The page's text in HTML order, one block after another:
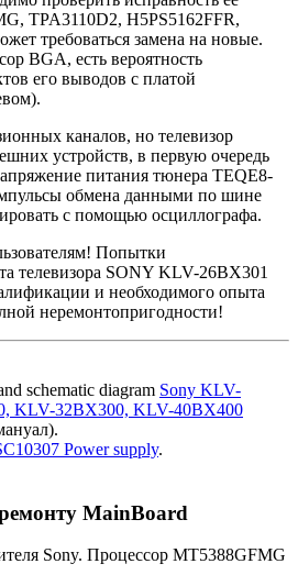
TPA3110D2, H5PS5162FFR,
требоваться замена на новые.
BGA, есть вероятность
его выводов с платой
каналов, но телевизор
устройств, в первую очередь
питания тюнера TEQE8-
обмена данными по шине
с помощью осциллографа.
Попытки
телевизора SONY KLV-26BX301
и необходимого опыта
неремонтопригодности!
schematic diagram Sony KLV-
KLV-32BX300, KLV-40BX400
Power supply.
MainBoard
Sony. Процессор MT5388GFMG